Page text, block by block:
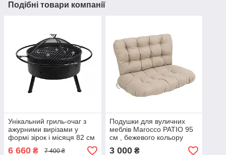
Подібні товари компанії
Унікальний гриль-очаг з
ажурними вирізами у
формі зірок і місяця 82 см
6 660 ₴ 7 400 ₴
Подушки для вуличних
меблів Marocco PATIO 95
см , бежевого кольору
3 000₴